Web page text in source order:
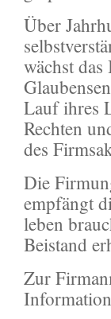
Über
wächst
Lauf ihres
Rechten
des
Die
empfängt
leben
Beistand
Zur